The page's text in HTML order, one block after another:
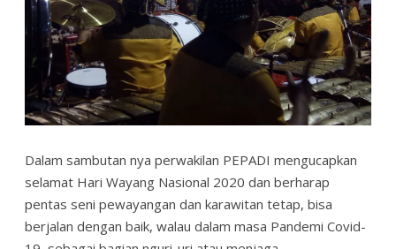
Dalam sambutan nya perwakilan PEPADI mengucapkan
selamat Hari Wayang Nasional 2020 dan berharap
pentas seni pewayangan dan karawitan tetap, bisa
berjalan dengan baik, walau dalam masa Pandemi Covid-